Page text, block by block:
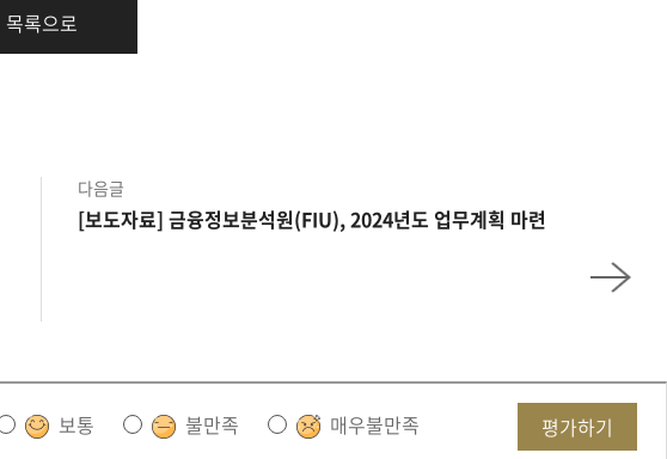
목록으로
다음글
[보도자료] 금융정보분석원(FIU), 2024년도 업무계획 마련
보통 불만족 매우불만족 평가하기